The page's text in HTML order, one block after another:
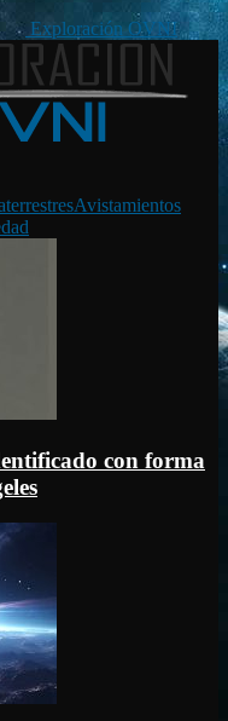
Exploración OVNI
Avistamientos
con forma